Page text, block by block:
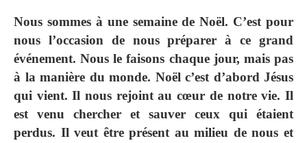
Nous sommes à une semaine de Noël. C’est pour
nous l’occasion de nous préparer à ce grand
événement. Nous le faisons chaque jour, mais pas
à la manière du monde. Noël c’est d’abord Jésus
qui vient. Il nous rejoint au cœur de notre vie. Il
est venu chercher et sauver ceux qui étaient
perdus. Il veut être présent au milieu de nous et